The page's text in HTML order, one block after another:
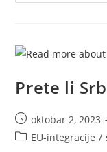
Prete li
Post
published:
oktobar 2, 2023
PostEU-integracije /